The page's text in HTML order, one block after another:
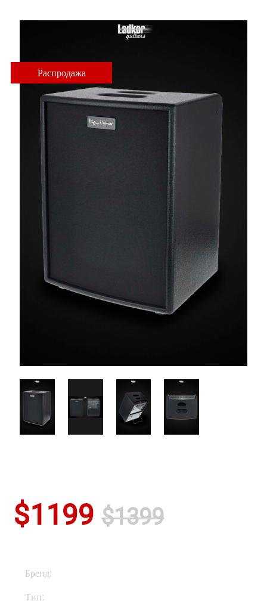
Распродажа
$1199$1399
Бренд:
Тип: